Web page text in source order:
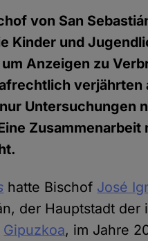
von San
Kinder und
Anzeigen zu
verjährten
Untersuchungen
Zusammenarbeit
hatte Bischof José
der Hauptstadt der
Gipuzkoa, im Jahre